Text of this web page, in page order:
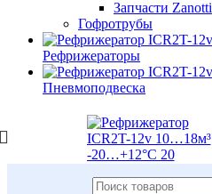
Запчасти Zanotti
Гофротрубы
Рефрижераторы
Пневмоподвеска